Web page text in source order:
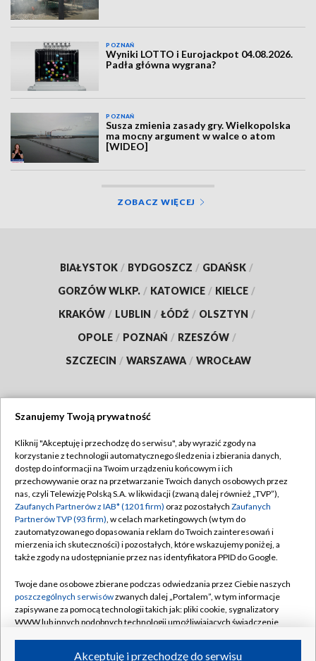
POZNAŃ
Wyniki LOTTO i Eurojackpot 04.08.2026.
Padła główna wygrana?
POZNAŃ
Susza zmienia zasady gry. Wielkopolska
ma mocny argument w walce o atom
[WIDEO]
ZOBACZ WIĘCEJ
BIAŁYSTOK / BYDGOSZCZ / GDAŃSK /
GORZÓW WLKP. / KATOWICE / KIELCE /
KRAKÓW / LUBLIN / ŁÓDŹ / OLSZTYN /
OPOLE / POZNAŃ / RZESZÓW /
SZCZECIN / WARSZAWA / WROCŁAW
TVP
Abonament TVP
Emisja w TVP
Centrum informacji TVP
Naziemna Telewizja Cyfrowa
Rada Programowa
System NOS
Informacje o nadawcy
Regulamin TVP
Polityka prywatności
Moje zgody
Pomoc
Kontakt
Kanały
Szanujemy Twoją prywatność
Kliknij "Akceptuję i przechodzę do serwisu", aby wyrazić zgody na
korzystanie z technologii automatycznego śledzenia i zbierania danych,
dostęp do informacji na Twoim urządzeniu końcowym i ich
przechowywanie oraz na przetwarzanie Twoich danych osobowych przez
nas, czyli Telewizję Polską S.A. w likwidacji (zwaną dalej również „TVP”),
Zaufanych Partnerów z IAB* (1201 firm) oraz pozostałych Zaufanych
Partnerów TVP (93 firm), w celach marketingowych (w tym do
zautomatyzowanego dopasowania reklam do Twoich zainteresowań i
mierzenia ich skuteczności) i pozostałych, które wskazujemy poniżej, a
także zgody na udostępnianie przez nas identyfikatora PPID do Google.
Twoje dane osobowe zbierane podczas odwiedzania przez Ciebie naszych
poszczególnych serwisówzwanych dalej „Portalem”, w tym informacje
zapisywane za pomocą technologii takich jak: pliki cookie, sygnalizatory
WWW lub innych podobnych technologii umożliwiających świadczenie
Akceptuję i przechodzę do serwisu